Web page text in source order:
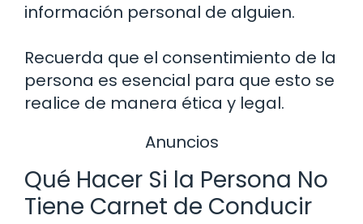
información personal de alguien.
Recuerda que el consentimiento de la
persona es esencial para que esto se
realice de manera ética y legal.
Anuncios
Qué Hacer Si la Persona No
Tiene Carnet de Conducir